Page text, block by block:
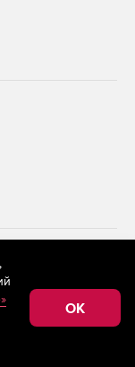
применяются
технологии
к
OK